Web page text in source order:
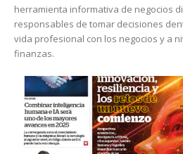
herramienta informativa de negocios
responsables de tomar decisiones
vida profesional con los negocios y a
finanzas.